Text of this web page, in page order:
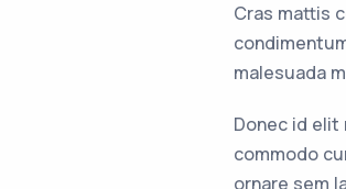
Cras mattis
malesuada
Donec id
commodo
ornare sem